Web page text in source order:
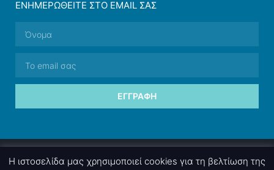
ΕΝΗΜΕΡΩΘΕΊΤΕ ΣΤΟ EMAIL ΣΑΣ
ΕΓΓΡΑΦΉ
Η ιστοσελίδα μας χρησιμοποιεί cookies για τη βελτίωση της